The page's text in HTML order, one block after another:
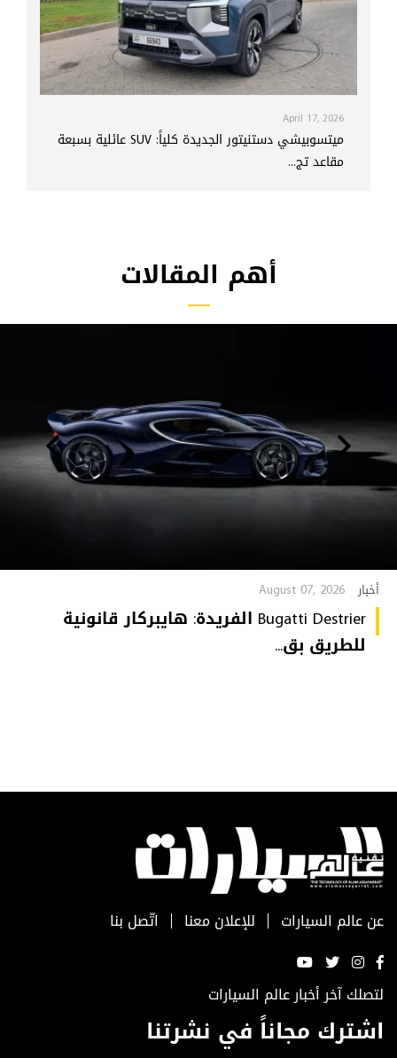
April 17, 2026
ميتسوبيشي دستنيتور الجديدة كلياً: SUV عائلية بسبعة
مقاعد تج...
أهم المقالات
أخبار August 07, 2026
Bugatti Destrier الفريدة: هايبركار قانونية
للطريق بق...
عن عالم السيارات للإعلان معنا اتّصل بنا
لتصلك آخر أخبار عالم السيارات
اشترك مجاناً في نشرتنا